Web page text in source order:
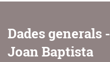
Dades generals
Joan Baptista